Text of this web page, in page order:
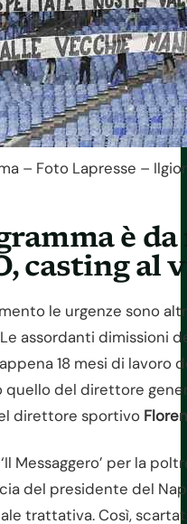
– Foto Lapresse –
è
casting al
le urgenze sono
assordanti dimissioni
18 mesi di lavoro
del direttore
direttore sportivo
Messaggero’ per la
del presidente del
trattativa. Così,